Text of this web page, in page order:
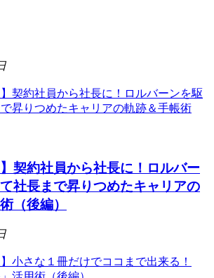
】契約社員から社長に！ロルバー
社長まで昇りつめたキャリアの
（後編）